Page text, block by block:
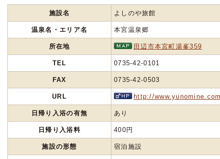
施設名 よしのや旅館
温泉名・エリア名 本宮温泉郷
所在地 田辺市本宮町湯峯359
TEL 0735-42-0101
FAX 0735-42-0503
URL http://
日帰り入浴の有無 あり
日帰り入浴料 400円
施設の形態 宿泊施設